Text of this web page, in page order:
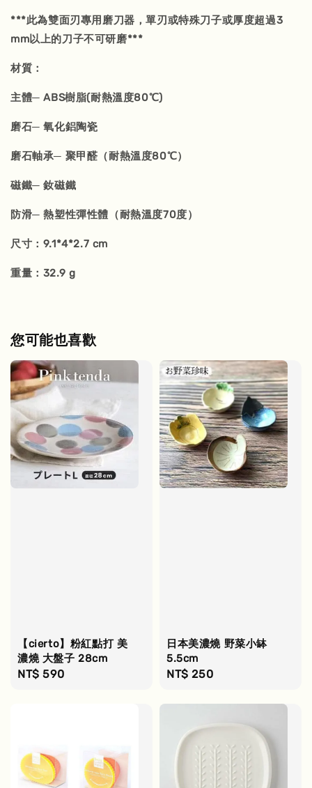
***此為雙面刃專用磨刀器，單刃或特殊刀子或厚度超過3
mm以上的刀子不可研磨***
材質：
主體─ ABS樹脂(耐熱溫度80℃)
磨石─ 氧化鋁陶瓷
磨石軸承─ 聚甲醛（耐熱溫度80℃）
磁鐵─ 釹磁鐵
防滑─ 熱塑性彈性體（耐熱溫度70度）
尺寸：9.1*4*2.7 cm
重量：32.9 g
您可能也喜歡
【cierto】粉紅點打 美
濃燒 大盤子 28cm
Regular
NT$ 590
日本美濃燒 野菜小缽
5.5cm
Regular
NT$ 250